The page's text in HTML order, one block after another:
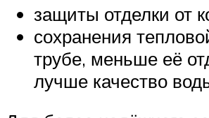
защиты отделки от
сохранения
трубе, меньше её
лучше качество